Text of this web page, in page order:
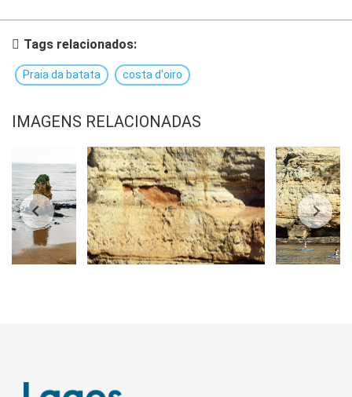
Tags relacionados:
Praia da batata costa d'oiro
IMAGENS RELACIONADAS